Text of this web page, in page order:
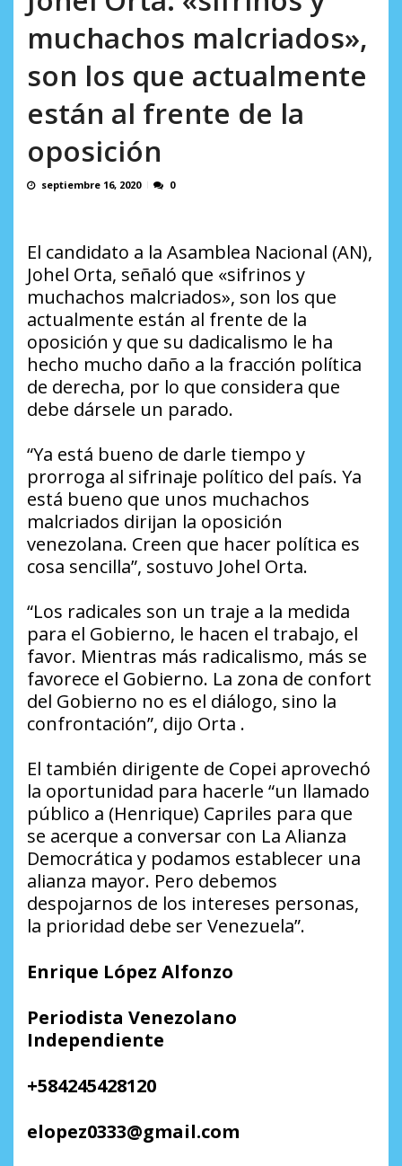
muchachos malcriados»,
son los que actualmente
están al frente de la
oposición
septiembre 16, 2020 0
El candidato a la Asamblea Nacional (AN),
Johel Orta, señaló que «sifrinos y
muchachos malcriados», son los que
actualmente están al frente de la
oposición y que su dadicalismo le ha
hecho mucho daño a la fracción política
de derecha, por lo que considera que
debe dársele un parado.
“Ya está bueno de darle tiempo y
prorroga al sifrinaje político del país. Ya
está bueno que unos muchachos
malcriados dirijan la oposición
venezolana. Creen que hacer política es
cosa sencilla”, sostuvo Johel Orta.
“Los radicales son un traje a la medida
para el Gobierno, le hacen el trabajo, el
favor. Mientras más radicalismo, más se
favorece el Gobierno. La zona de confort
del Gobierno no es el diálogo, sino la
confrontación”, dijo Orta .
El también dirigente de Copei aprovechó
la oportunidad para hacerle “un llamado
público a (Henrique) Capriles para que
se acerque a conversar con La Alianza
Democrática y podamos establecer una
alianza mayor. Pero debemos
despojarnos de los intereses personas,
la prioridad debe ser Venezuela”.
Enrique López Alfonzo
Periodista Venezolano
Independiente
+584245428120
elopez0333@gmail.com